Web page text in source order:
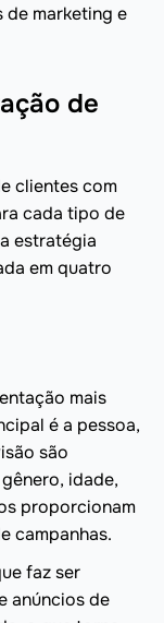
de marketing e
de
clientes com
cada tipo de
estratégia
em quatro
mais
é a pessoa,
são
idade,
proporcionam
campanhas.
faz ser
anúncios de